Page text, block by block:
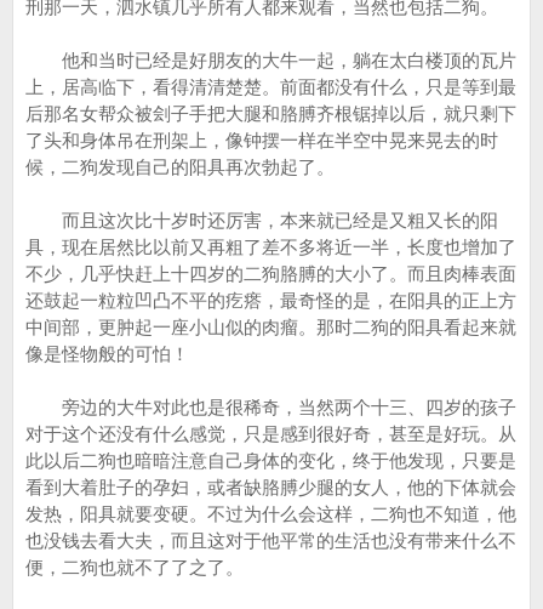
刑那一天，泗水镇几乎所有人都来观看，当然也包括二狗。
他和当时已经是好朋友的大牛一起，躺在太白楼顶的瓦片
上，居高临下，看得清清楚楚。前面都没有什么，只是等到最
后那名女帮众被刽子手把大腿和胳膊齐根锯掉以后，就只剩下
了头和身体吊在刑架上，像钟摆一样在半空中晃来晃去的时
候，二狗发现自己的阳具再次勃起了。
而且这次比十岁时还厉害，本来就已经是又粗又长的阳
具，现在居然比以前又再粗了差不多将近一半，长度也增加了
不少，几乎快赶上十四岁的二狗胳膊的大小了。而且肉棒表面
还鼓起一粒粒凹凸不平的疙瘩，最奇怪的是，在阳具的正上方
中间部，更肿起一座小山似的肉瘤。那时二狗的阳具看起来就
像是怪物般的可怕！
旁边的大牛对此也是很稀奇，当然两个十三、四岁的孩子
对于这个还没有什么感觉，只是感到很好奇，甚至是好玩。从
此以后二狗也暗暗注意自己身体的变化，终于他发现，只要是
看到大着肚子的孕妇，或者缺胳膊少腿的女人，他的下体就会
发热，阳具就要变硬。不过为什么会这样，二狗也不知道，他
也没钱去看大夫，而且这对于他平常的生活也没有带来什么不
便，二狗也就不了了之了。